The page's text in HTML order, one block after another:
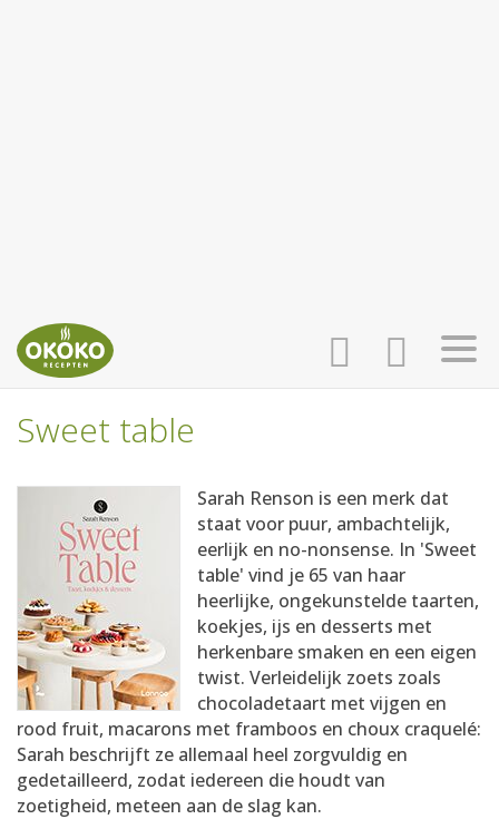
AANMELDEN
RECEPTEN
WEEKMENU'S
KOOKBOEKEN
Sweet table
Sarah Renson is een merk dat
staat voor puur, ambachtelijk,
eerlijk en no-nonsense. In 'Sweet
table' vind je 65 van haar
heerlijke, ongekunstelde taarten,
koekjes, ijs en desserts met
herkenbare smaken en een eigen
twist. Verleidelijk zoets zoals
chocoladetaart met vijgen en
rood fruit, macarons met framboos en choux craquelé:
Sarah beschrijft ze allemaal heel zorgvuldig en
gedetailleerd, zodat iedereen die houdt van
zoetigheid, meteen aan de slag kan.